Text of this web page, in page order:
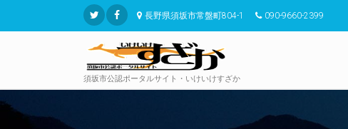
長野県須坂市常盤町804-1 090-9660-2399
須坂市公認ポータルサイト・いけいけすざか